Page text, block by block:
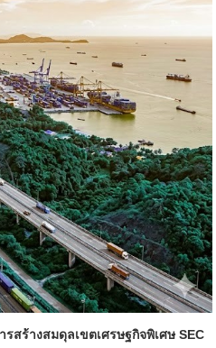
สร้างสมดุลเขตเศรษฐกิจพิเศษ SEC